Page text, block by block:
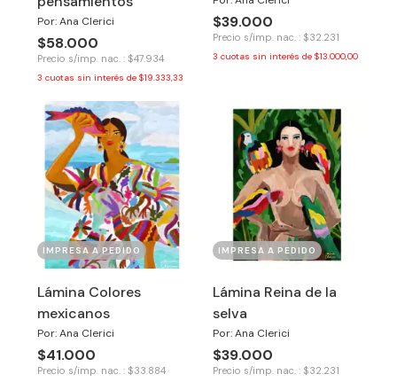
Por: Ana Clerici
$58.000
Precio s/imp. nac. : $47.934
3 cuotas sin interés de $19.333,33
$39.000
Precio s/imp. nac. : $32.231
3 cuotas sin interés de $13.000,00
IMPRESA A PEDIDO
Lámina Colores
mexicanos
Por: Ana Clerici
$41.000
Precio s/imp. nac. : $33.884
IMPRESA A PEDIDO
Lámina Reina de la
selva
Por: Ana Clerici
$39.000
Precio s/imp. nac. : $32.231